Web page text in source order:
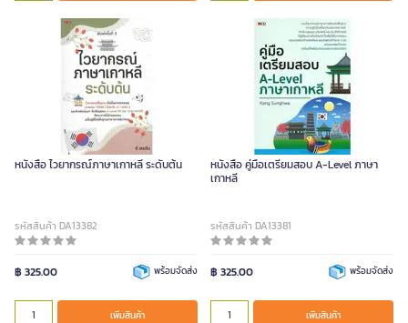
หนังสือ ไวยากรณ์ภาษาเกาหลี ระดับต้น
รหัสสินค้า DA13382
฿ 325.00 พร้อมจัดส่ง
เพิ่มสินค้า
หนังสือ คู่มือเตรียมสอบ A-Level ภาษา
เกาหลี
รหัสสินค้า DA13381
฿ 325.00 พร้อมจัดส่ง
เพิ่มสินค้า